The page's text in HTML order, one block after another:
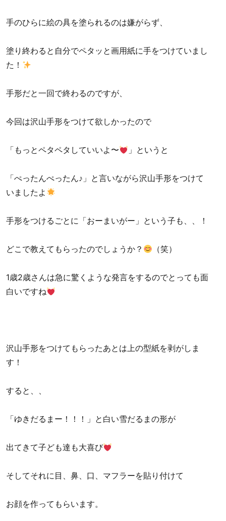
手のひらに絵の具を塗られるのは嫌がらず、
塗り終わると自分でペタッと画用紙に手をつけていまし
た！
手形だと一回で終わるのですが、
今回は沢山手形をつけて欲しかったので
「もっとペタペタしていいよ〜 」というと
「ぺったんぺったん♪」と言いながら沢山手形をつけて
いましたよ
手形をつけるごとに「おーまいがー」という子も、、！
どこで教えてもらったのでしょうか？ （笑）
1歳2歳さんは急に驚くような発言をするのでとっても面
白いですね
沢山手形をつけてもらったあとは上の型紙を剥がしま
す！
すると、、
「ゆきだるまー！！！」と白い雪だるまの形が
出てきて子ども達も大喜び
そしてそれに目、鼻、口、マフラーを貼り付けて
お顔を作ってもらいます。